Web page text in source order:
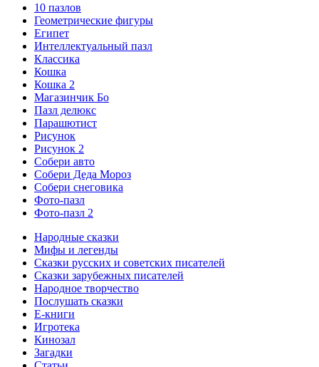
10 пазлов
Геометрические фигуры
Египет
Интеллектуальный пазл
Классика
Кошка
Кошка 2
Магазинчик Бо
Пазл делюкс
Парашютист
Рисунок
Рисунок 2
Собери авто
Собери Деда Мороз
Собери снеговика
Фото-пазл
Фото-пазл 2
Народные сказки
Мифы и легенды
Сказки русских и советских писателей
Сказки зарубежных писателей
Народное творчество
Послушать сказки
Е-книги
Игротека
Кинозал
Загадки